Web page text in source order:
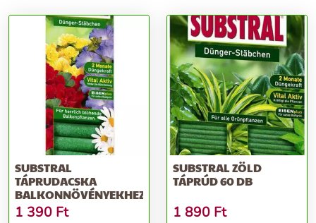
SUBSTRAL
TÁPRUDACSKA
BALKONNÖVÉNYEKHEZ
1 390 Ft
SUBSTRAL ZÖLD
TÁPRÚD 60 DB
1 890 Ft